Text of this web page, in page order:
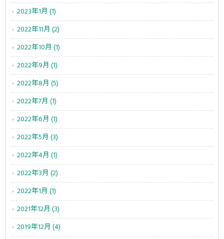
2023年1月 (1)
2022年11月 (2)
2022年10月 (1)
2022年9月 (1)
2022年8月 (5)
2022年7月 (1)
2022年6月 (1)
2022年5月 (3)
2022年4月 (1)
2022年3月 (2)
2022年1月 (1)
2021年12月 (3)
2019年12月 (4)